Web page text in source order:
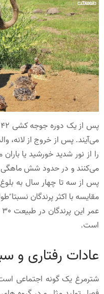
می‌آیند. پس از خروج از لانه،
را از نور شدید خورشید یا
می‌کنند و در حدود شش ماهگی
پس از سه تا چهار سال به
مقایسه با اکثر پرندگان نسبتا
است.
عادات رفتاری و